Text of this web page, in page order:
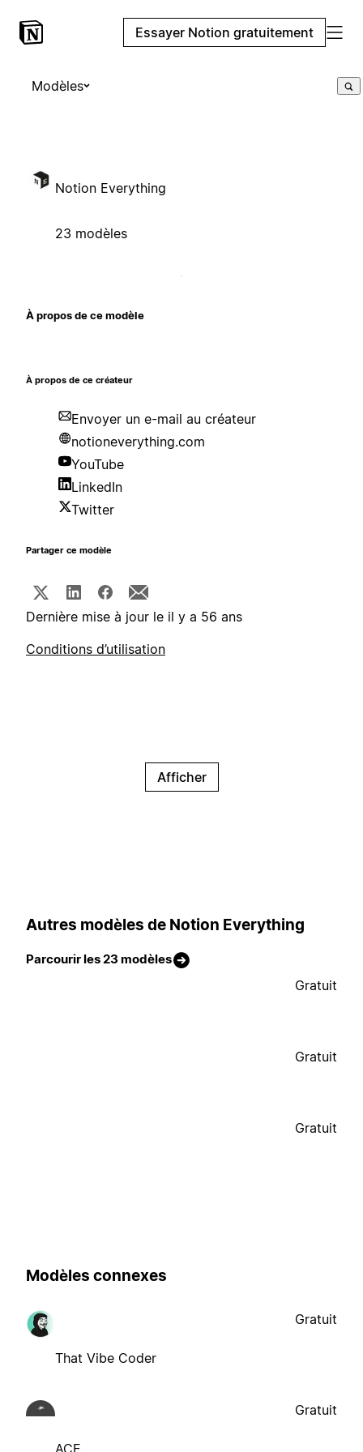
Essayer Notion gratuitement
Modèles
Notion Everything
23 modèles
À propos de ce modèle
À propos de ce créateur
Envoyer un e-mail au créateur
notioneverything.com
YouTube
LinkedIn
Twitter
Partager ce modèle
Dernière mise à jour le il y a 56 ans
Conditions d’utilisation
Afficher
Autres modèles de Notion Everything
Parcourir les 23 modèles
Gratuit
Gratuit
Gratuit
Modèles connexes
That Vibe Coder
Gratuit
ACE
Gratuit